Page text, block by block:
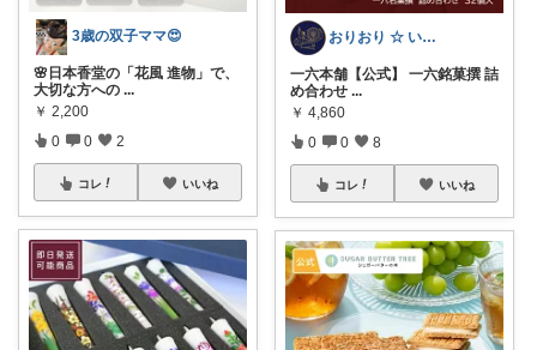
3歳の双子ママ😍
🌸日本香堂の「花風 進物」で、
大切な方への ...
￥ 2,200
0 0 2
コレ いいね
おりおり ☆ いいね上限🙏
一六本舗【公式】 一六銘菓撰 詰
め合わせ ...
￥ 4,860
0 0 8
コレ いいね